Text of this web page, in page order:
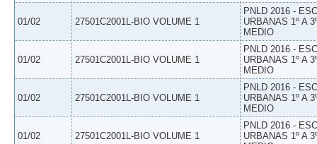
01/02 27501C2001L-BIO VOLUME 1
PNLD 2016 -
URBANAS 1º A
MEDIO
01/02 27501C2001L-BIO VOLUME 1
PNLD 2016 -
URBANAS 1º A
MEDIO
01/02 27501C2001L-BIO VOLUME 1
PNLD 2016 -
URBANAS 1º A
MEDIO
01/02 27501C2001L-BIO VOLUME 1
PNLD 2016 -
URBANAS 1º A